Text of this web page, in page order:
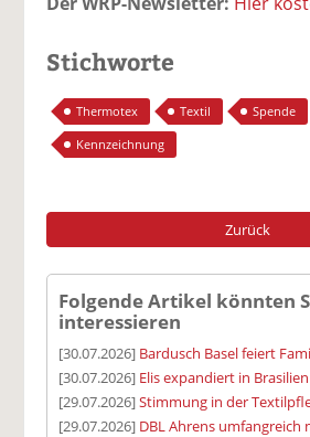
Stichworte
Thermotex Textil
Spende
Kennzeichnung
Zurück
Folgende Artikel könnten
interessieren
[30.07.2026] Bardusch Basel feiert
[30.07.2026] Elis expandiert in Brasilien
[29.07.2026]Stimmung in der
[29.07.2026] DBL Ahrens umfangreich